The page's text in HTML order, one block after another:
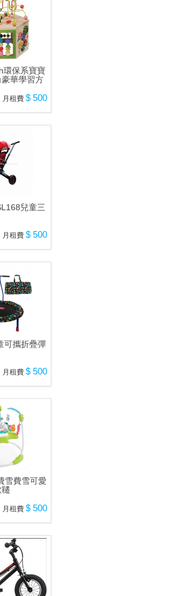
環保系寶寶
華學習方
月租費 $ 500
兒童三
月租費 $ 500
可攜折疊彈
月租費 $ 500
雪費雪可愛
月租費 $ 500